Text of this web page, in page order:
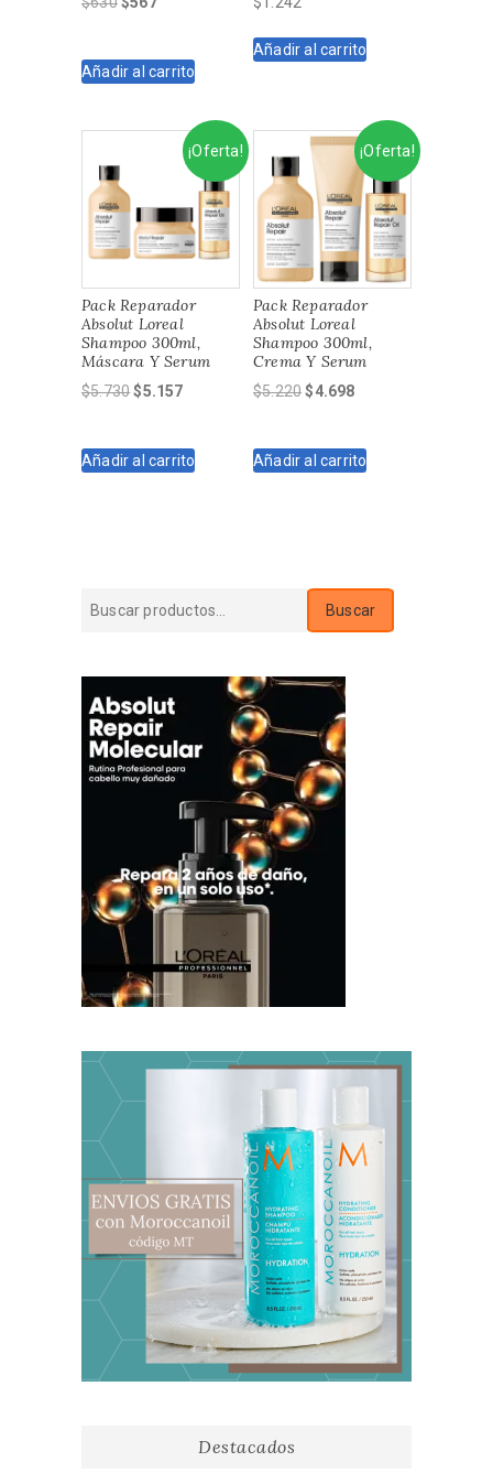
era:
es:
Añadir al carrito
Añadir al carrito
¡Oferta!
Pack Reparador
Absolut Loreal
Shampoo 300ml,
Máscara Y Serum
$5.730El
era:
$5.157El
es:
Añadir al carrito
¡Oferta!
Pack Reparador
Absolut Loreal
Shampoo 300ml,
Crema Y Serum
$5.220El
era:
$4.698El
es:
Añadir al carrito
Buscar
Buscar
Destacados